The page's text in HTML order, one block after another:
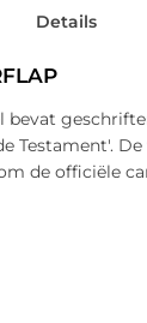
bevat
Testament'.
de officiële
Details